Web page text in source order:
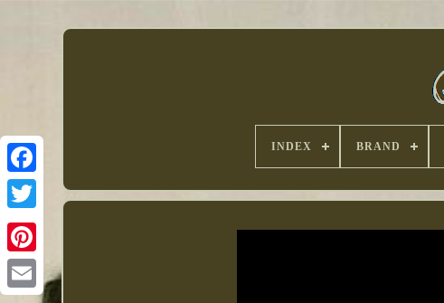
INDEX BRAND